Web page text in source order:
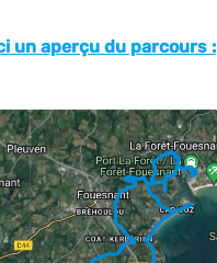
un aperçu du parcours :